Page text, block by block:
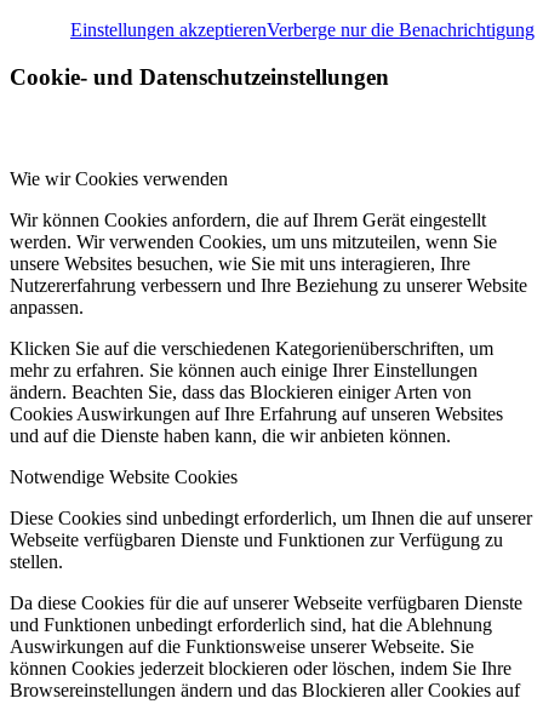
Einstellungen akzeptierenVerberge nur die Benachrichtigung
Cookie- und Datenschutzeinstellungen
Wie wir Cookies verwenden
Wir können Cookies anfordern, die auf Ihrem Gerät eingestellt
werden. Wir verwenden Cookies, um uns mitzuteilen, wenn Sie
unsere Websites besuchen, wie Sie mit uns interagieren, Ihre
Nutzererfahrung verbessern und Ihre Beziehung zu unserer Website
anpassen.
Klicken Sie auf die verschiedenen Kategorienüberschriften, um
mehr zu erfahren. Sie können auch einige Ihrer Einstellungen
ändern. Beachten Sie, dass das Blockieren einiger Arten von
Cookies Auswirkungen auf Ihre Erfahrung auf unseren Websites
und auf die Dienste haben kann, die wir anbieten können.
Notwendige Website Cookies
Diese Cookies sind unbedingt erforderlich, um Ihnen die auf unserer
Webseite verfügbaren Dienste und Funktionen zur Verfügung zu
stellen.
Da diese Cookies für die auf unserer Webseite verfügbaren Dienste
und Funktionen unbedingt erforderlich sind, hat die Ablehnung
Auswirkungen auf die Funktionsweise unserer Webseite. Sie
können Cookies jederzeit blockieren oder löschen, indem Sie Ihre
Browsereinstellungen ändern und das Blockieren aller Cookies auf